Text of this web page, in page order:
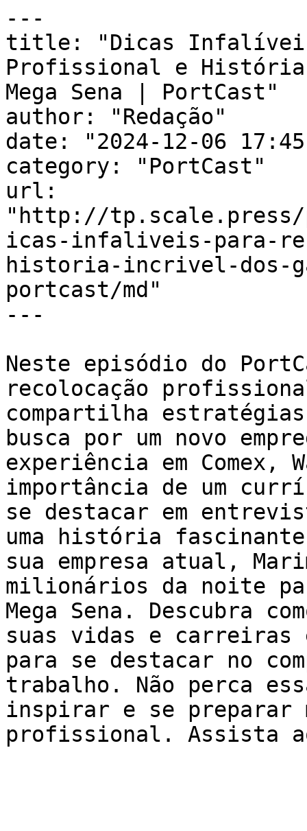
---
title: "Dicas Infalíveis
Profissional e História
Mega Sena | PortCast"
author: "Redação"
date: "2024-12-06
category: "PortCast"
url:
"http://tp.scale.press/
icas-infaliveis-para-
historia-incrivel-dos-
portcast/md"
---
Neste episódio do
recolocação
compartilha
busca por um novo
experiência em Comex,
importância de um
se destacar em
uma história fascinante
sua empresa atual,
milionários da noite
Mega Sena. Descubra
suas vidas e carreiras
para se destacar no
trabalho. Não perca
inspirar e se preparar
profissional. Assista